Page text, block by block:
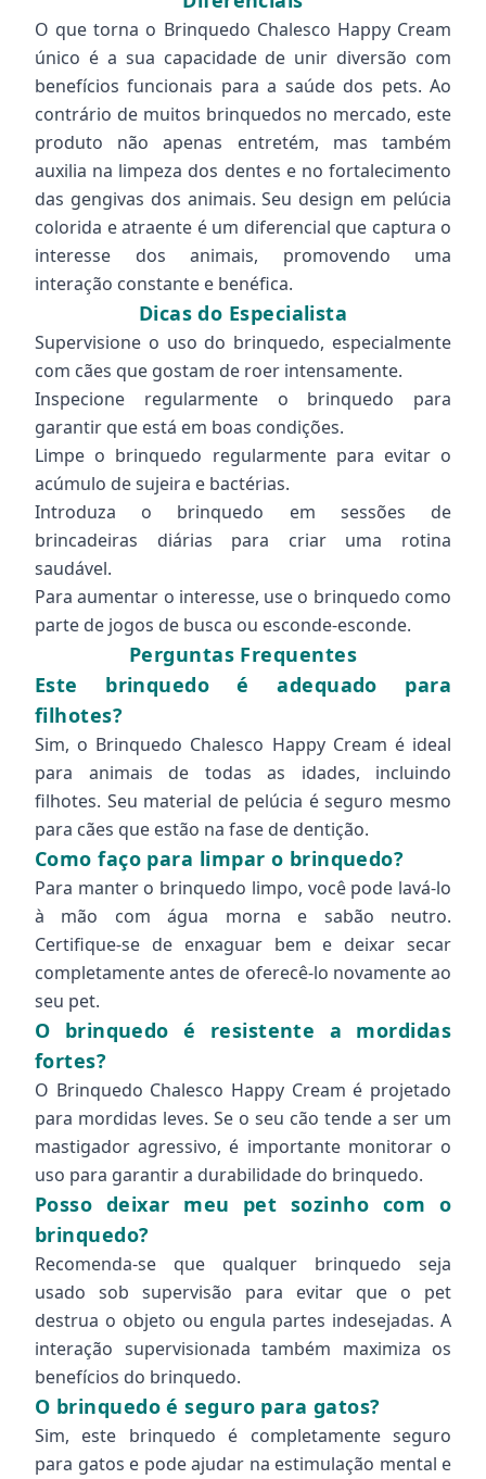
O que torna o Brinquedo Chalesco Happy Cream
único é a sua capacidade de unir diversão com
benefícios funcionais para a saúde dos pets. Ao
contrário de muitos brinquedos no mercado, este
produto não apenas entretém, mas também
auxilia na limpeza dos dentes e no fortalecimento
das gengivas dos animais. Seu design em pelúcia
colorida e atraente é um diferencial que captura o
interesse dos animais, promovendo uma
interação constante e benéfica.
Dicas do Especialista
Supervisione o uso do brinquedo, especialmente
com cães que gostam de roer intensamente.
Inspecione regularmente o brinquedo para
garantir que está em boas condições.
Limpe o brinquedo regularmente para evitar o
acúmulo de sujeira e bactérias.
Introduza o brinquedo em sessões de
brincadeiras diárias para criar uma rotina
saudável.
Para aumentar o interesse, use o brinquedo como
parte de jogos de busca ou esconde-esconde.
Perguntas Frequentes
Este brinquedo é adequado para
filhotes?
Sim, o Brinquedo Chalesco Happy Cream é ideal
para animais de todas as idades, incluindo
filhotes. Seu material de pelúcia é seguro mesmo
para cães que estão na fase de dentição.
Como faço para limpar o brinquedo?
Para manter o brinquedo limpo, você pode lavá-lo
à mão com água morna e sabão neutro.
Certifique-se de enxaguar bem e deixar secar
completamente antes de oferecê-lo novamente ao
seu pet.
O brinquedo é resistente a mordidas
fortes?
O Brinquedo Chalesco Happy Cream é projetado
para mordidas leves. Se o seu cão tende a ser um
mastigador agressivo, é importante monitorar o
uso para garantir a durabilidade do brinquedo.
Posso deixar meu pet sozinho com o
brinquedo?
Recomenda-se que qualquer brinquedo seja
usado sob supervisão para evitar que o pet
destrua o objeto ou engula partes indesejadas. A
interação supervisionada também maximiza os
benefícios do brinquedo.
O brinquedo é seguro para gatos?
Sim, este brinquedo é completamente seguro
para gatos e pode ajudar na estimulação mental e